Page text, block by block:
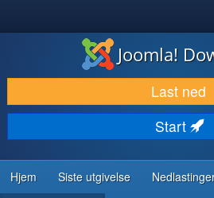
LAST NED & UTVID
OPPDAG & LÆR
SAMFUNN & BRUKERSTØTTE
UTVIKLINGSRESSURSER
Joomla!
Last ned
Start
Hjem Siste utgivelse